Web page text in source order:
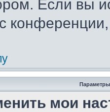
Если вы
Параметры
мои